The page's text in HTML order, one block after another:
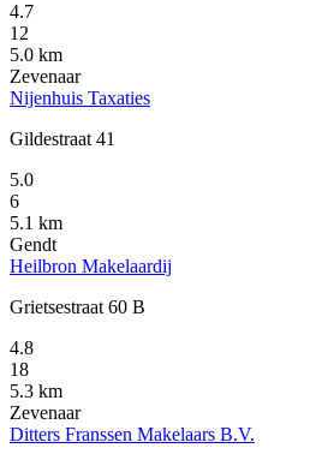
4.7
12
5.0 km
Zevenaar
Nijenhuis Taxaties
Gildestraat 41
5.0
6
5.1 km
Gendt
Heilbron Makelaardij
Grietsestraat 60 B
4.8
18
5.3 km
Zevenaar
Ditters Franssen Makelaars B.V.